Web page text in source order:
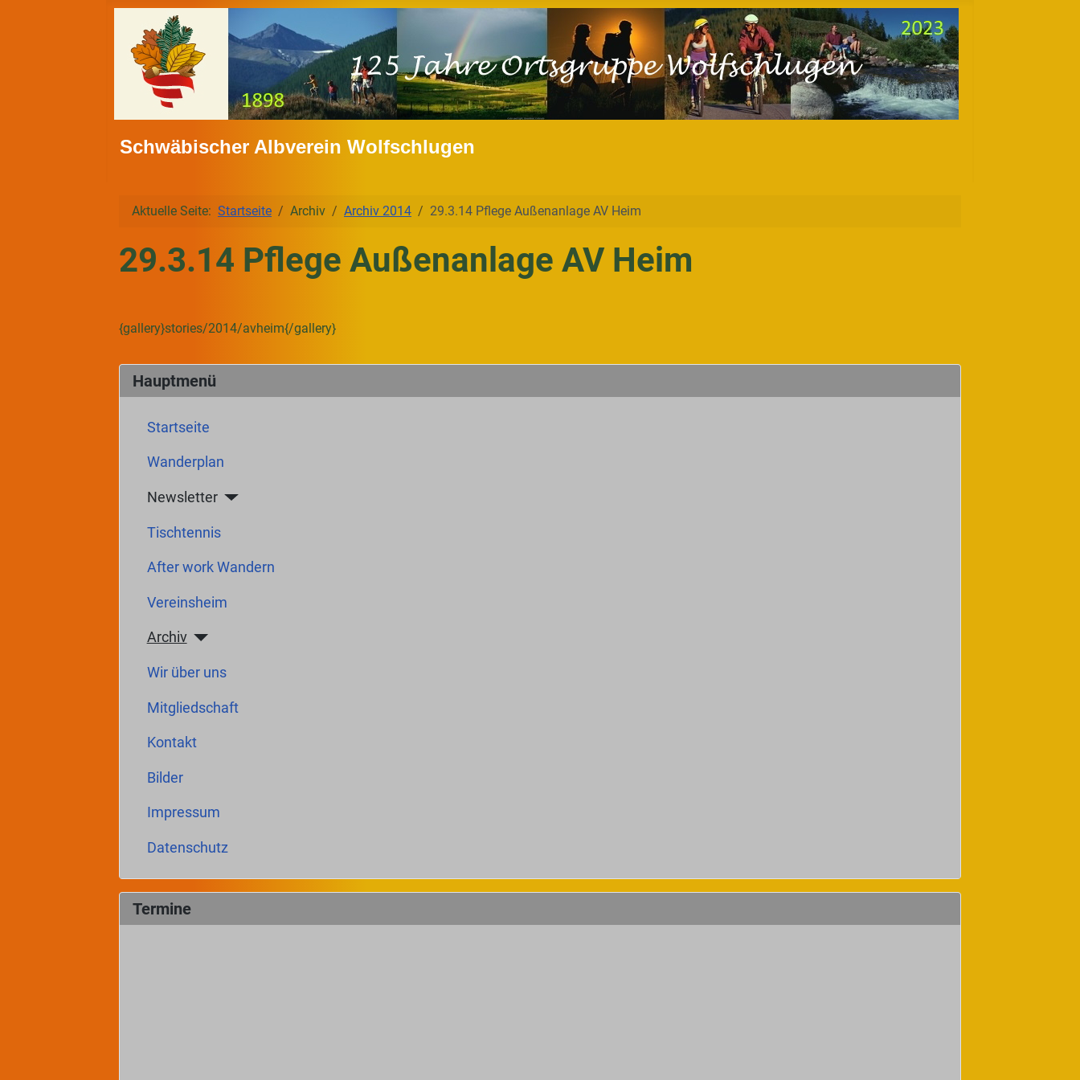
Schwäbischer Albverein Wolfschlugen
Hauptmenü
Startseite
Wanderplan
Newsletter
Tischtennis
After work Wandern
Vereinsheim
Archiv
Wir über uns
Mitgliedschaft
Kontakt
Bilder
Impressum
Datenschutz
Termine
Aktuelle Seite: Startseite Archiv Archiv 2014 29.3.14 Pflege Außenanlage AV Heim
29.3.14 Pflege Außenanlage AV Heim
{gallery}stories/2014/avheim{/gallery}